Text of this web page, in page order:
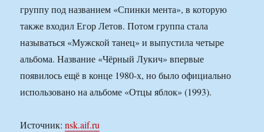
группу под названием «Спинки мента», в которую
также входил Егор Летов. Потом группа стала
называться «Мужской танец» и выпустила четыре
альбома. Название «Чёрный Лукич» впервые
появилось ещё в конце 1980-х, но было официально
использовано на альбоме «Отцы яблок» (1993).
Источник:nsk.aif.ru